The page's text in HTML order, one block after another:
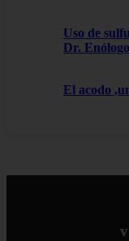
Uso de
Dr.
El acodo